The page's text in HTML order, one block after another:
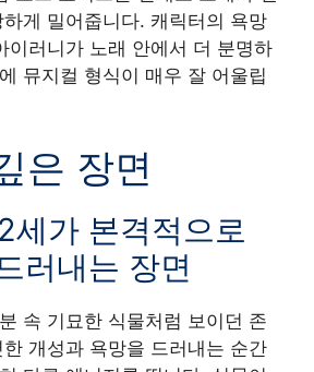
게 밀어줍니다. 캐릭터의 욕망
이러니가 노래 안에서 더 분명하
뮤지컬 형식이 매우 잘 어울립
은 장면
세가 본격적으로
러내는 장면
속 기묘한 식물처럼 보이던 존
개성과 욕망을 드러내는 순간